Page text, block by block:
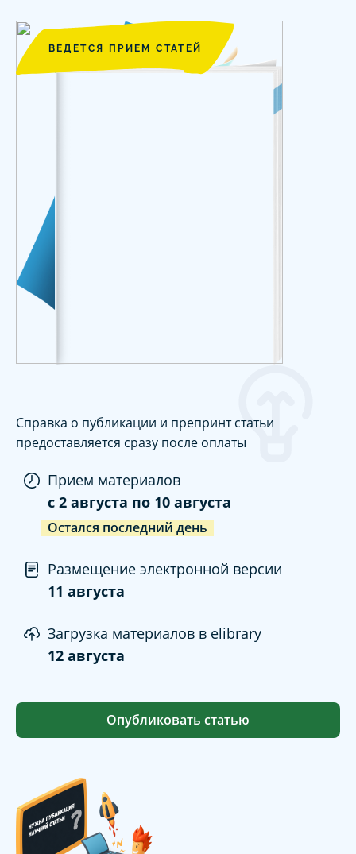
ВЕДЕТСЯ ПРИЕМ СТАТЕЙ
Справка о публикации и препринт статьи
предоставляется сразу после оплаты
Прием материалов
c 2 августа по 10 августа
Остался последний день
Размещение электронной версии
11 августа
Загрузка материалов в elibrary
12 августа
Опубликовать статью